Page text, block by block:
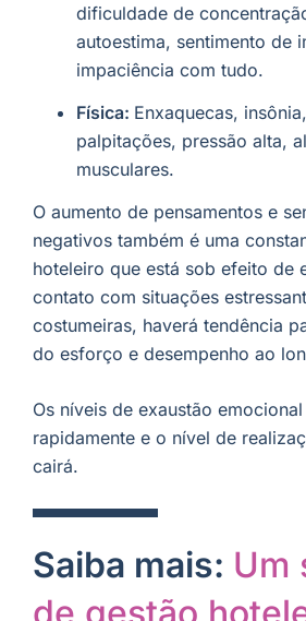
dificuldade de
autoestima, sentimento de
impaciência com tudo.
Física: Enxaquecas,
palpitações, pressão alta,
musculares.
O aumento de pensamentos e
negativos também é uma
hoteleiro que está sob efeito de
contato com situações
costumeiras, haverá tendência
do esforço e desempenho ao
Os níveis de exaustão
rapidamente e o nível de
cairá.
Saiba mais: Um
de gestão